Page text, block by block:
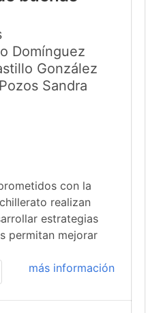
Domínguez
González
Sandra
con la
realizan
estrategias
permitan mejorar
más información